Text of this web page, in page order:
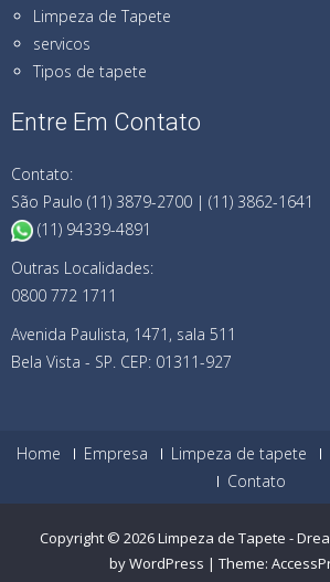
Limpeza de Tapete
servicos
Tipos de tapete
Entre Em Contato
Contato:
São Paulo (11) 3879-2700 | (11) 3862-1641
(11) 94339-4891
Outras Localidades:
0800 772 1711
Avenida Paulista, 1471, sala 511
Bela Vista - SP. CEP: 01311-927
Home Empresa Limpeza de tapete
Contato
Copyright © 2026Limpeza de Tapete -
by WordPress | Theme: